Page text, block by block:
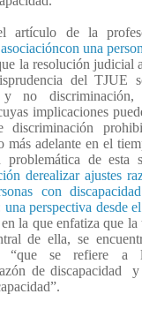
artículo de la
una
la resolución judicial
del TJUE
no
implicaciones
discriminación
más adelante en el
de esta
derealizar ajustes
con
perspectiva desde
en la que enfatiza que la
de ella, se
“que se refiere a
de discapacidad
y